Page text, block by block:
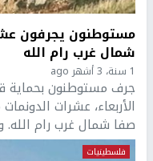
مستوطنون يجرفون
شمال غرب رام الله
1 سنة، 3 أشهر ago
جرف مستوطنون بحماية
الأربعاء، عشرات
صفا شمال غرب رام
فلسطينيات